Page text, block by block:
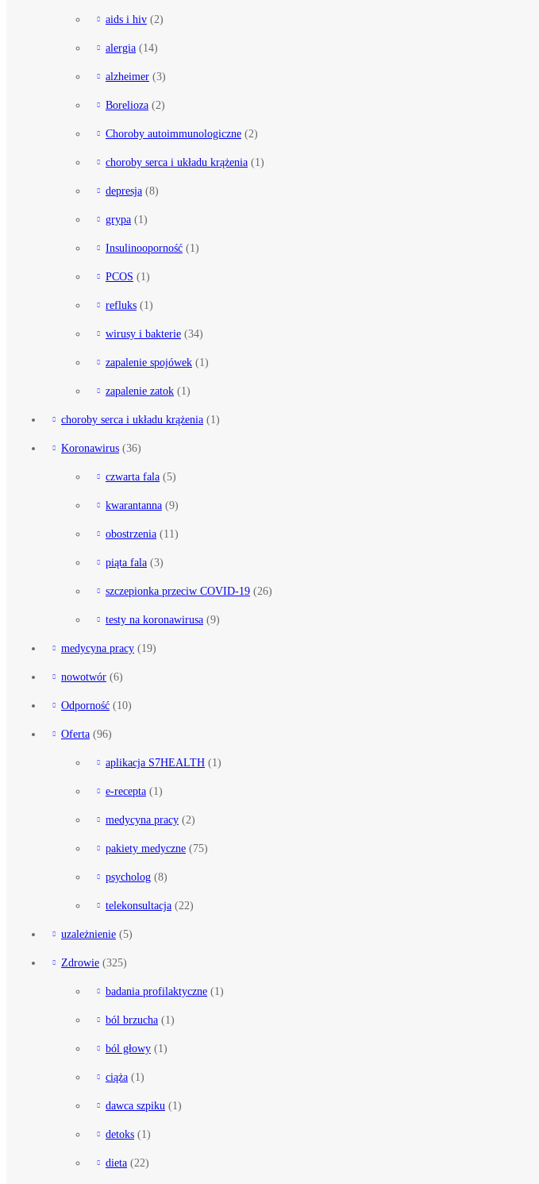
aids i hiv (2)
alergia (14)
alzheimer (3)
Borelioza (2)
Choroby autoimmunologiczne (2)
choroby serca i układu krążenia (1)
depresja (8)
grypa (1)
Insulinooporność (1)
PCOS (1)
refluks (1)
wirusy i bakterie (34)
zapalenie spojówek (1)
zapalenie zatok (1)
choroby serca i układu krążenia (1)
Koronawirus (36)
czwarta fala (5)
kwarantanna (9)
obostrzenia (11)
piąta fala (3)
szczepionka przeciw COVID-19 (26)
testy na koronawirusa (9)
medycyna pracy (19)
nowotwór (6)
Odporność (10)
Oferta (96)
aplikacja S7HEALTH (1)
e-recepta (1)
medycyna pracy (2)
pakiety medyczne (75)
psycholog (8)
telekonsultacja (22)
uzależnienie (5)
Zdrowie (325)
badania profilaktyczne (1)
ból brzucha (1)
ból głowy (1)
ciąża (1)
dawca szpiku (1)
detoks (1)
dieta (22)